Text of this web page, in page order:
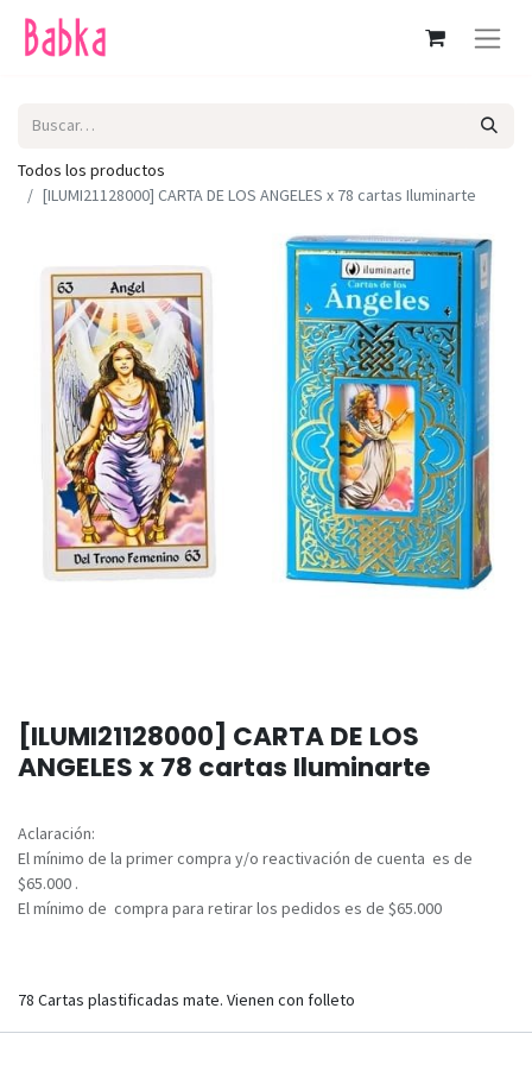
Todos los productos
[ILUMI21128000] CARTA DE LOS ANGELES x 78 cartas Iluminarte
[ILUMI21128000] CARTA DE LOS
ANGELES x 78 cartas Iluminarte
Aclaración:
El mínimo de la primer compra y/o reactivación de cuenta es de
$65.000 .
El mínimo de compra para retirar los pedidos es de $65.000
78 Cartas plastificadas mate. Vienen con folleto